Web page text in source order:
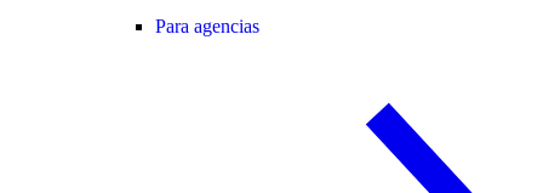
Para agencias